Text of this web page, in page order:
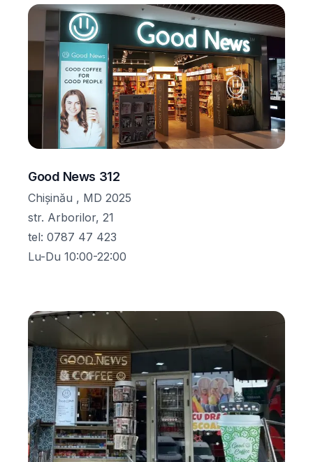
Good News 312
Chișinău , MD 2025
str. Arborilor, 21
tel: 0787 47 423
Lu-Du 10:00-22:00